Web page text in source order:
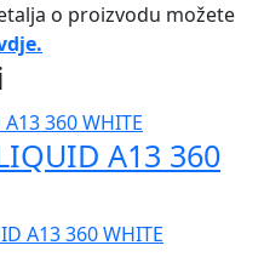
o proizvodu možete
A13 360
A13 360 WHITE